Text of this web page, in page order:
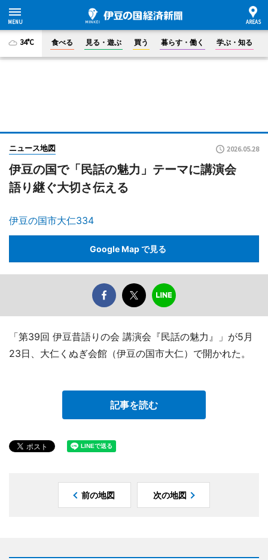
34°C 食べる 見る・遊ぶ 買う 暮らす・働く 学ぶ・知る
ニュース地図 2026.05.28
伊豆の国で「民話の魅力」テーマに講演会
語り継ぐ大切さ伝える
伊豆の国市大仁334
Google Map で見る
「第39回 伊豆昔語りの会 講演会『民話の魅力』」が5月
23日、大仁くぬぎ会館（伊豆の国市大仁）で開かれた。
記事を読む
前の地図 次の地図